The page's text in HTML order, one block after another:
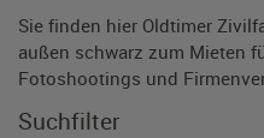
Sie finden hier Oldtimer
außen schwarz zum Mieten
Fotoshootings und
Suchfilter